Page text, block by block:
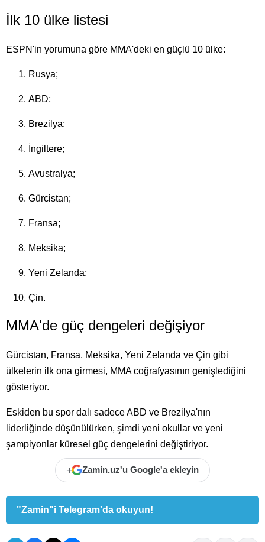
İlk 10 ülke listesi
ESPN'in yorumuna göre MMA'deki en güçlü 10 ülke:
Rusya;
ABD;
Brezilya;
İngiltere;
Avustralya;
Gürcistan;
Fransa;
Meksika;
Yeni Zelanda;
Çin.
MMA'de güç dengeleri değişiyor
Gürcistan, Fransa, Meksika, Yeni Zelanda ve Çin gibi
ülkelerin ilk ona girmesi, MMA coğrafyasının genişlediğini
gösteriyor.
Eskiden bu spor dalı sadece ABD ve Brezilya'nın
liderliğinde düşünülürken, şimdi yeni okullar ve yeni
şampiyonlar küresel güç dengelerini değiştiriyor.
+ Zamin.uz'u Google'a ekleyin
"Zamin"i Telegram'da okuyun!